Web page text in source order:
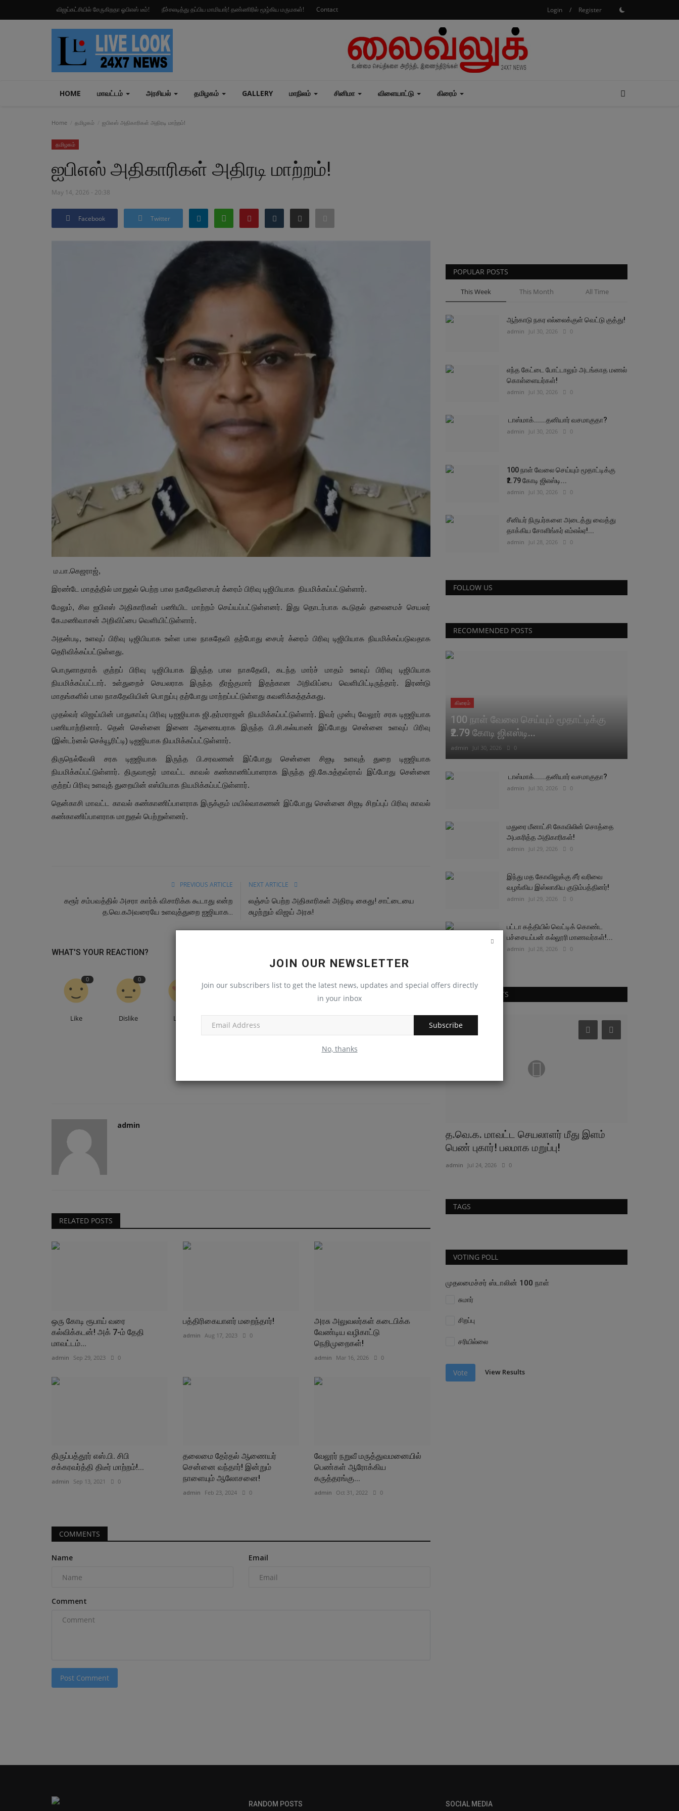
விஜய்கட்சியில் சேருகிறதா ஓபிஎஸ் டீம்! நீச்சலடித்து தப்பிய மாமியார்! தண்ணிரில் மூழ்கிய மருமகள்! Contact Login / Register
HOME மாவட்டம் அரசியல் தமிழகம் GALLERY மாநிலம் சினிமா விளையாட்டு கிரைம்
JOIN OUR NEWSLETTER
Join our subscribers list to get the latest news, updates and special offers directly
in your inbox
Subscribe
No, thanks
Home தமிழகம் ஐபிஎஸ் அதிகாரிகள் அதிரடி மாற்றம்!
தமிழகம்
ஐபிஎஸ் அதிகாரிகள் அதிரடி மாற்றம்!
May 14, 2026 - 20:38
Facebook Twitter
ம.பா.கெஜராஜ்,
இரண்டே மாதத்தில் மாறுதல் பெற்ற பால நகதேவிசைபர் க்ரைம் பிரிவு டிஜிபியாக நியமிக்கப்பட்டுள்ளார்.
மேலும், சில ஐபிஎஸ் அதிகாரிகள் பணியிட மாற்றம் செய்யப்பட்டுள்ளனர். இது தொடர்பாக கூடுதல் தலைமைச் செயலர்
கே.மணிவாசன் அறிவிப்பை வெளியிட்டுள்ளார்.
அதன்படி, உளவுப் பிரிவு டிஜிபியாக உள்ள பால நாகதேவி தற்போது சைபர் க்ரைம் பிரிவு டிஜிபியாக நியமிக்கப்படுவதாக
தெரிவிக்கப்பட்டுள்ளது.
பொருளாதாரக் குற்றப் பிரிவு டிஜிபியாக இருந்த பால நாகதேவி, கடந்த மார்ச் மாதம் உளவுப் பிரிவு டிஜிபியாக
நியமிக்கப்பட்டார். உள்துறைச் செயலராக இருந்த தீரஜ்குமார் இதற்கான அறிவிப்பை வெளியிட்டிருந்தார். இரண்டு
மாதங்களில் பால நாகதேவியின் பொறுப்பு தற்போது மாற்றப்பட்டுள்ளது கவனிக்கத்தக்கது.
முதல்வர் விஜய்யின் பாதுகாப்பு பிரிவு டிஐஜியாக ஜி.தர்மராஜன் நியமிக்கப்பட்டுள்ளார். இவர் முன்பு வேலூர் சரக டிஐஜியாக
பணியாற்றினார். தென் சென்னை இணை ஆணையராக இருந்த பி.சி.கல்யாண் இப்போது சென்னை உளவுப் பிரிவு
(இன்டர்னல் செக்யூரிட்டி) டிஐஜியாக நியமிக்கப்பட்டுள்ளார்.
திருநெல்வேலி சரக டிஐஜியாக இருந்த பி.சரவணன் இப்போது சென்னை சிஐடி உளவுத் துறை டிஐஜியாக
நியமிக்கப்பட்டுள்ளார். திருவாரூர் மாவட்ட காவல் கண்காணிப்பாளராக இருந்த ஜி.கே.உத்தவ்ராவ் இப்போது சென்னை
குற்றப் பிரிவு உளவுத் துறையின் எஸ்பியாக நியமிக்கப்பட்டுள்ளார்.
தென்காசி மாவட்ட காவல் கண்காணிப்பாளராக இருக்கும் மயில்வாகணன் இப்போது சென்னை சிஐடி சிறப்புப் பிரிவு காவல்
கண்காணிப்பாளராக மாறுதல் பெற்றுள்ளனர்.
PREVIOUS ARTICLE
கரூர் சம்பவத்தில் அசரா கார்க் விசாரிக்க கூடாது என்ற
த.வெ.கஅவரையே உளவுத்துறை ஐஜியாக...
NEXT ARTICLE
லஞ்சம் பெற்ற அதிகாரிகள் அதிரடி கைது! சாட்டையை
சுழற்றும் விஜய் அரசு!
WHAT'S YOUR REACTION?
0
Like
0
Dislike Love Funny Angry Sad Wow
admin
RELATED POSTS
ஒரு கோடி ரூபாய் வரை
கல்விக்கடன்! அக் 7-ம் தேதி
மாவட்டம்...
admin Sep 29, 2023 0
பத்திரிகையாளர் மறைந்தார்!
admin Aug 17, 2023 0
அரசு அலுவலர்கள் கடைபிக்க
வேண்டிய வழிகாட்டு
நெறிமுறைகள்!
admin Mar 16, 2026 0
திருப்பத்தூர் எஸ்.பி. சிபி
சக்கரவர்த்தி திடீர் மாற்றம்!...
admin Sep 13, 2021 0
தலைமை தேர்தல் ஆணையர்
சென்னை வந்தார்! இன்றும்
நாளையும் ஆலோசனை!
admin Feb 23, 2024 0
வேலூர் நறுவீ மருத்துவமனையில்
பெண்கள் ஆரோக்கிய
கருத்தரங்கு...
admin Oct 31, 2022 0
COMMENTS
Name Email
Comment
Post Comment
POPULAR POSTS
This Week This Month All Time
ஆற்காடு நகர எல்லைக்குள் வெட்டு குத்து!
admin Jul 30, 2026 0
எந்த கேட்டை போட்டாலும் அடங்காத மணல்
கொள்ளையர்கள்!
admin Jul 30, 2026 0
டாஸ்மாக்......தனியார் வசமாகுதா?
admin Jul 30, 2026 0
100 நாள் வேலை செய்யும் மூதாட்டிக்கு
₹2.79 கோடி ஜிஎஸ்டி...
admin Jul 30, 2026 0
சீனியர் நிருபர்களை அடைத்து வைத்து
தாக்கிய சோளிங்கர் எம்எல்ஏ!...
admin Jul 28, 2026 0
FOLLOW US
RECOMMENDED POSTS
கிரைம்
100 நாள் வேலை செய்யும் மூதாட்டிக்கு
₹2.79 கோடி ஜிஎஸ்டி...
admin Jul 30, 2026 0
டாஸ்மாக்......தனியார் வசமாகுதா?
admin Jul 30, 2026 0
மதுரை மீனாட்சி கோவிலின் சொத்தை
அபகரித்த அதிகாரிகள்!
admin Jul 29, 2026 0
இந்து மத கோவிலுக்கு சீர் வரிவை
வழங்கிய இஸ்லாகிய குடும்பத்தினர்!
admin Jul 29, 2026 0
பட்டா கத்தியில் வெட்டிக் கொண்ட
பச்சையப்பன் கல்லூரி மாணவர்கள்!...
admin Jul 28, 2026 0
RANDOM POSTS
6.5 கோடி வாக்காளர்களின் பெயர் நீக்கம்!
விஐபிகளுக்கு நோட்டிஸ்!
admin
அரசியல்
த.வெ.க. மாவட்ட செயலாளர் மீது இளம்
பெண் புகார்! பலமாக மறுப்பு!
admin Jul 24, 2026 0
TAGS
VOTING POLL
முதலமைச்சர் ஸ்டாலின் 100 நாள்
சுமார்
சிறப்பு
சரியில்லை
Vote View Results
RANDOM POSTS SOCIAL MEDIA